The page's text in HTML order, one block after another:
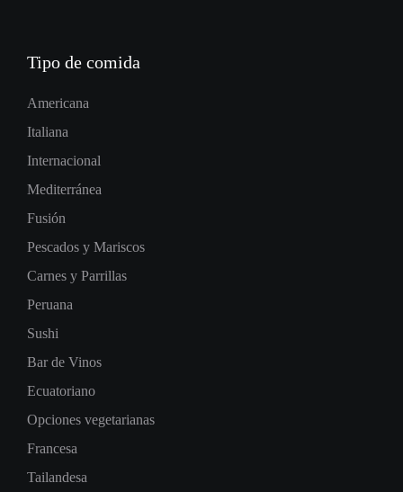
Tipo de comida
Americana
Italiana
Internacional
Mediterránea
Fusión
Pescados y Mariscos
Carnes y Parrillas
Peruana
Sushi
Bar de Vinos
Ecuatoriano
Opciones vegetarianas
Francesa
Tailandesa